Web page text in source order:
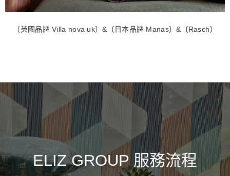
〔英國品牌 Villa nova uk〕&〔日本品牌 Manas〕&〔Rasch〕
ELIZ GROUP 服務流程